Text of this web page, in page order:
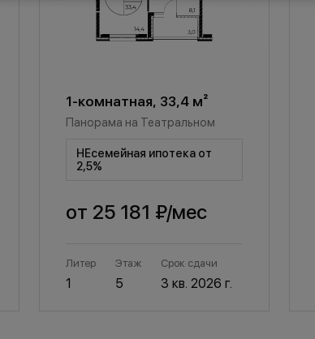
1-комнатная, 33,4 м²
Панорама на Театральном
НЕсемейная ипотека от
2,5%
от 25 181 ₽/мес
Литер
1
Этаж
5
Срок сдачи
3 кв. 2026 г.